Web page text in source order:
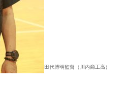
田代博明監督（川内商工高）